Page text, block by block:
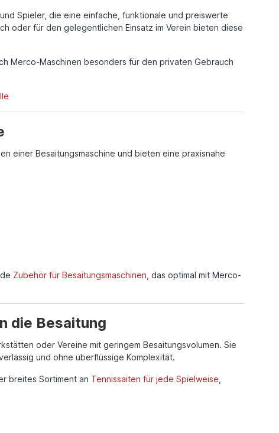
Spieler, die eine einfache, funktionale und preiswerte
oder für den gelegentlichen Einsatz im Verein bieten diese
Merco-Maschinen besonders für den privaten Gebrauch
einer Besaitungsmaschine und bieten eine praxisnahe
Zubehör für Besaitungsmaschinen , das optimal mit Merco-
die Besaitung
oder Vereine mit geringem Besaitungsvolumen. Sie
und ohne überflüssige Komplexität.
breites Sortiment an Tennissaiten für jede Spielweise